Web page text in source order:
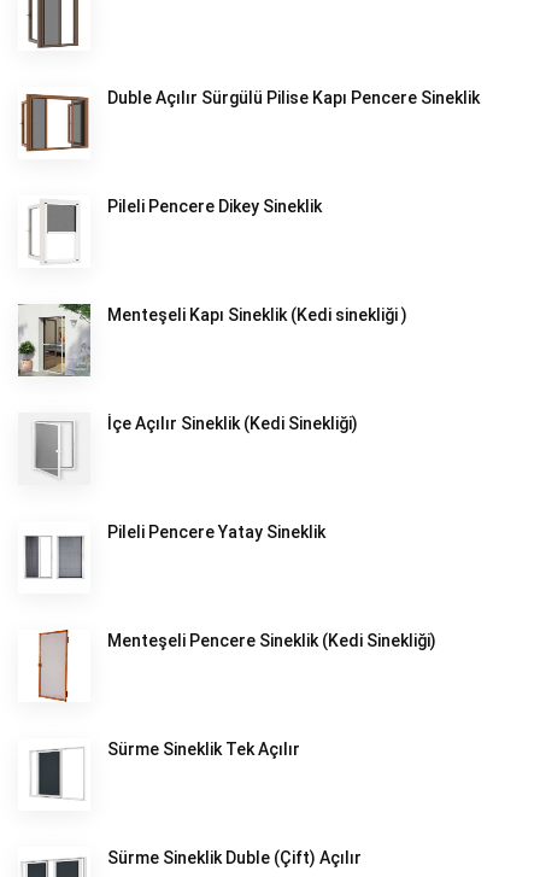
Duble Açılır Sürgülü Pilise Kapı Pencere Sineklik
Pileli Pencere Dikey Sineklik
Menteşeli Kapı Sineklik (Kedi sinekliği )
İçe Açılır Sineklik (Kedi Sinekliği)
Pileli Pencere Yatay Sineklik
Menteşeli Pencere Sineklik (Kedi Sinekliği)
Sürme Sineklik Tek Açılır
Sürme Sineklik Duble (Çift) Açılır